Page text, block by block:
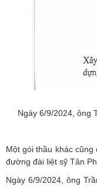
Ngày 6/9/2024, ông
Một gói thầu khác
đường đài liệt sỹ Tân
Ngày 6/9/2024, ông